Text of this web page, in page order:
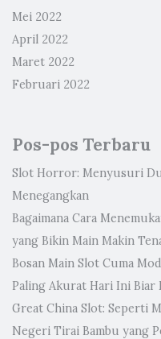
Mei 2022
April 2022
Maret 2022
Februari 2022
Pos-pos Terbaru
Slot Horror: Menyusuri
Menegangkan
Bagaimana Cara
yang Bikin Main Makin
Bosan Main Slot Cuma
Paling Akurat Hari Ini Biar
Great China Slot: Seperti
Negeri Tirai Bambu yang